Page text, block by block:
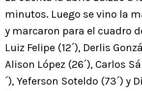
minutos. Luego se vino la
y marcaron para el cuadro
Luiz Felipe (12´), Derlis
Alison López (26´), Carlos
´), Yeferson Soteldo (73´) y